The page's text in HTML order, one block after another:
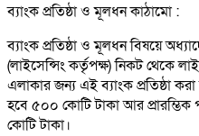
ব্যাংক প্রতিষ্ঠা ও মূলধন কাঠামো :
ব্যাংক প্রতিষ্ঠা ও মূলধন বিষয়ে
(লাইসেন্সিং কর্তৃপক্ষ) নিকট থেকে
এলাকার জন্য এই ব্যাংক প্রতিষ্ঠা
হবে ৫০০ কোটি টাকা আর
কোটি টাকা।